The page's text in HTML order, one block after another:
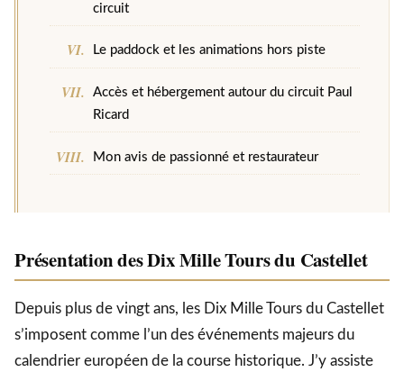
circuit
Le paddock et les animations hors piste
Accès et hébergement autour du circuit Paul
Ricard
Mon avis de passionné et restaurateur
Présentation des Dix Mille Tours du Castellet
Depuis plus de vingt ans, les Dix Mille Tours du Castellet
s’imposent comme l’un des événements majeurs du
calendrier européen de la course historique. J’y assiste